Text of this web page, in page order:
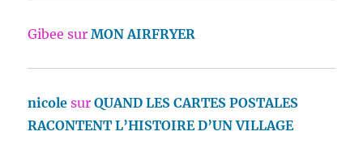
Gibee surMON AIRFRYER
nicole surQUAND LES CARTES POSTALES
RACONTENT L’HISTOIRE D’UN VILLAGE